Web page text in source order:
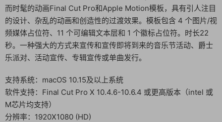
而时髦的动画Final Cut Pro和Apple Motion模板，具有引人注目
的设计、杂乱的动画和创造性的过渡效果。模板包含 4 个图片/视
频媒体占位符、11 个可编辑文本层和 1 个徽标占位符。时长22
秒。一种强大的方式来宣传和宣传即将到来的音乐节活动、爵士
乐派对、活动宣传、专辑宣传或单曲发行。
支持系统：macOS 10.15及以上系统
软件支持：Final Cut Pro X 10.4.6-10.6.4 或更高版本（intel 或
M芯片均支持）
分辨率：1920X1080 (HD)